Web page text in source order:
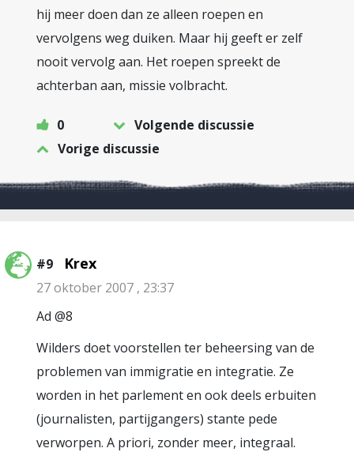
hij meer doen dan ze alleen roepen en
vervolgens weg duiken. Maar hij geeft er zelf
nooit vervolg aan. Het roepen spreekt de
achterban aan, missie volbracht.
0
Volgende discussie
Vorige discussie
#9 Krex
27 oktober 2007 , 23:37
Ad @8
Wilders doet voorstellen ter beheersing van de
problemen van immigratie en integratie. Ze
worden in het parlement en ook deels erbuiten
(journalisten, partijgangers) stante pede
verworpen. A priori, zonder meer, integraal.